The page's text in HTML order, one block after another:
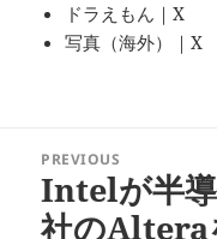
ドラえもん｜X
写真（海外）｜X
PREVIOUS
Previous
post:
Intelが半
社のAltera